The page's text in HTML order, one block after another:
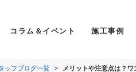
コラム＆イベント 施工事例
ッフブログ一覧 >
メリットや注意点は？ワ